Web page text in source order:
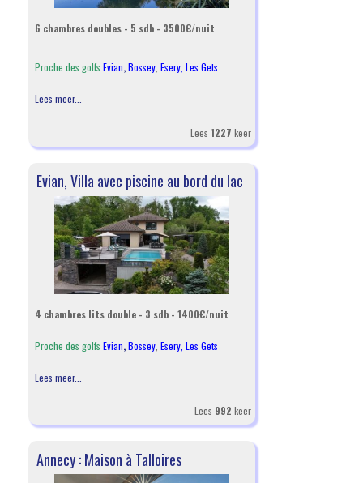
6 chambres doubles - 5 sdb - 3500€/nuit
Proche des golfs Evian,Bossey, Esery, Les Gets
Lees meer...
Lees 1227 keer
Evian, Villa avec piscine au bord du lac
4 chambres lits double - 3 sdb - 1400€/nuit
Proche des golfs Evian,Bossey, Esery, Les Gets
Lees meer...
Lees 992 keer
Annecy : Maison à Talloires